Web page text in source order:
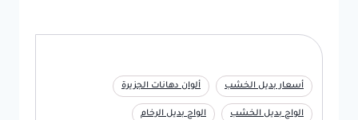
أسعار بديل الخشب ألوان دهانات الجزيرة
الواح بديل الخشب الواح بديل الرخام